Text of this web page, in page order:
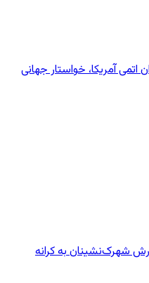
اتمی آمریکا، خواستار جهانی
شهرک‌نشینان به کرانه